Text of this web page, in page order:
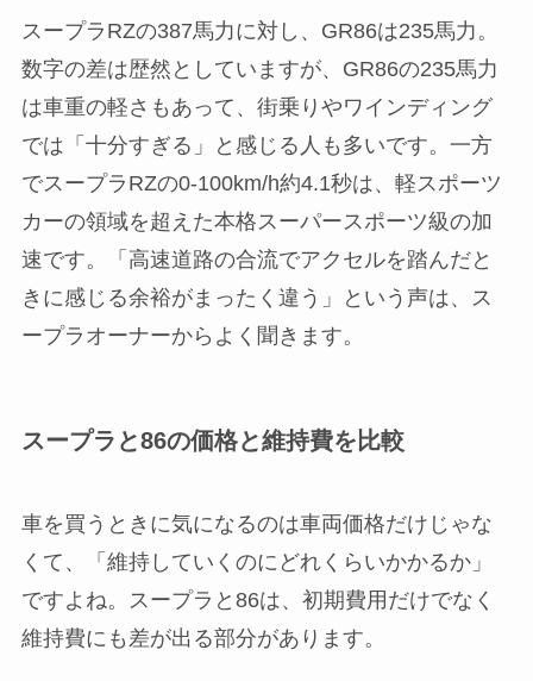
スープラRZの387馬力に対し、GR86は235馬力。
数字の差は歴然としていますが、GR86の235馬力
は車重の軽さもあって、街乗りやワインディング
では「十分すぎる」と感じる人も多いです。一方
でスープラRZの0-100km/h約4.1秒は、軽スポーツ
カーの領域を超えた本格スーパースポーツ級の加
速です。「高速道路の合流でアクセルを踏んだと
きに感じる余裕がまったく違う」という声は、ス
ープラオーナーからよく聞きます。
スープラと86の価格と維持費を比較
車を買うときに気になるのは車両価格だけじゃな
くて、「維持していくのにどれくらいかかるか」
ですよね。スープラと86は、初期費用だけでなく
維持費にも差が出る部分があります。